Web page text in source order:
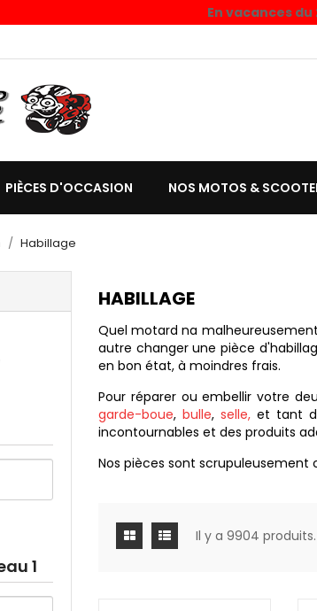
En vacances
PIÈCES D'OCCASION NOS MOTOS &
Habillage
1
HABILLAGE
Quel motard na
autre changer une pièce
en bon état, à moindres frais.
Pour réparer ou embellir votre
garde-boue,bulle,selle, et tant
incontournables et des produits
Nos pièces sont
Il y a 9904 produits.